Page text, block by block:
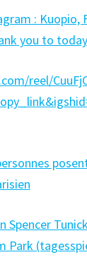
: Kuopio,
you to
reel/
Spencer
Park